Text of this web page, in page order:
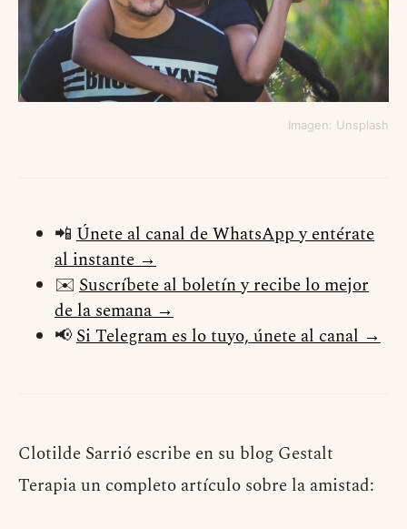
Imagen: Unsplash
📲 Únete al canal de WhatsApp y entérate
al instante →
✉️ Suscríbete al boletín y recibe lo mejor
de la semana →
📢Si Telegram es lo tuyo, únete al canal →
Clotilde Sarrió escribe en su blog Gestalt
Terapia un completo artículo sobre la amistad: